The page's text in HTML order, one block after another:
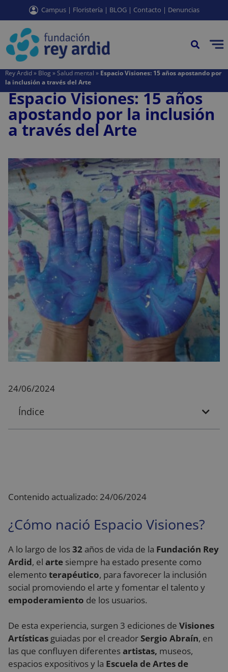
contenido Campus | Floristería | BLOG | Contacto | Denuncias
Rey Ardid» Blog »Salud mental » Espacio Visiones: 15 años apostando por
la inclusión a través del Arte
Espacio Visiones: 15 años
apostando por la inclusión
a través del Arte
24/06/2024
Índice
Contenido actualizado: 24/06/2024
¿Cómo nació Espacio Visiones?
A lo largo de los32 años de vida de la Fundación Rey
Ardid, el arte siempre ha estado presente como
elementoterapéutico, para favorecer la inclusión
social promoviendo el arte y fomentar el talento y
empoderamiento de los usuarios.
De esta experiencia, surgen 3 ediciones de Visiones
Artísticas guiadas por el creadorSergio Abraín, en
las que confluyen diferentesartistas, museos,
espacios expositivos y la Escuela de Artes de